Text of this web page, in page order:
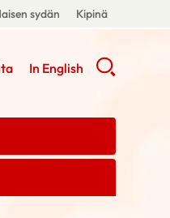
sydän Kipinä
In English